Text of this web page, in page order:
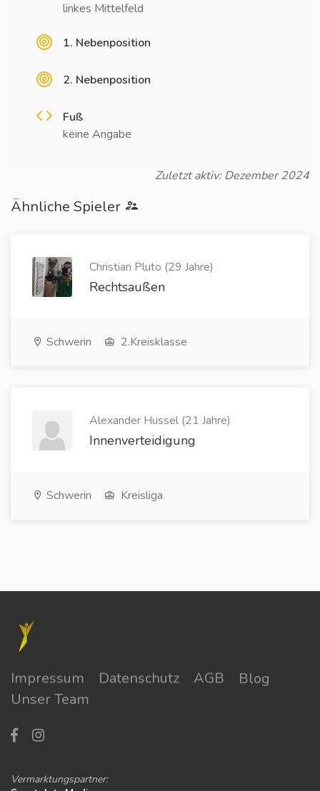
linkes Mittelfeld
1. Nebenposition
2. Nebenposition
Fuß
keine Angabe
Zuletzt aktiv: Dezember 2024
Ähnliche Spieler
Christian Pluto (29 Jahre)
Rechtsaußen
Schwerin 2.Kreisklasse
Alexander Hussel (21 Jahre)
Innenverteidigung
Schwerin Kreisliga
Impressum Datenschutz AGB
Blog
Unser Team
Vermarktungspartner: